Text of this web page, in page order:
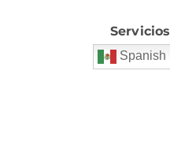
Servicios
Home
Spanish